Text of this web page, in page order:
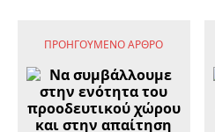
ΠΡΟΗΓΟΎΜΕΝΟ ΆΡΘΡΟ